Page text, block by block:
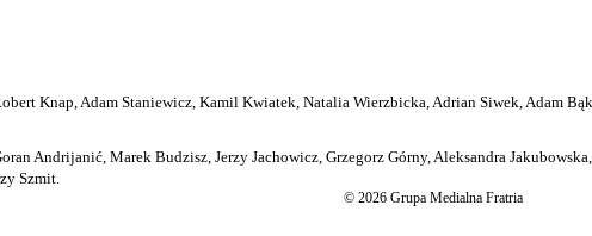
Knap, Adam Staniewicz, Kamil Kwiatek, Natalia Wierzbicka, Adrian Siwek, Adam
Andrijanić, Marek Budzisz, Jerzy Jachowicz, Grzegorz Górny, Aleksandra
Szmit.
© 2026 Grupa Medialna Fratria